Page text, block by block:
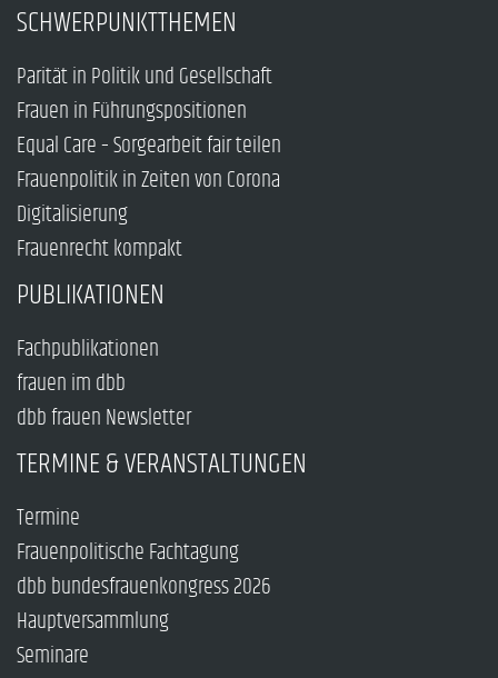
SCHWERPUNKTTHEMEN
Parität in Politik und Gesellschaft
Frauen in Führungspositionen
Equal Care – Sorgearbeit fair teilen
Frauenpolitik in Zeiten von Corona
Digitalisierung
Frauenrecht kompakt
PUBLIKATIONEN
Fachpublikationen
frauen im dbb
dbb frauen Newsletter
TERMINE & VERANSTALTUNGEN
Termine
Frauenpolitische Fachtagung
dbb bundesfrauenkongress 2026
Hauptversammlung
Seminare